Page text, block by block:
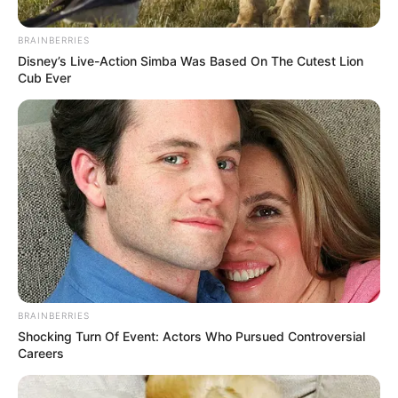
Ejército
Militar muerto con ataque de "burro bomba" en Valdivia
Por:Mateo Zapata Correa
Julio 10, 2025
BRAINBERRIES
Disney’s Live-Action Simba Was Based On The Cutest Lion
Cub Ever
BRAINBERRIES
Shocking Turn Of Event: Actors Who Pursued Controversial
Careers